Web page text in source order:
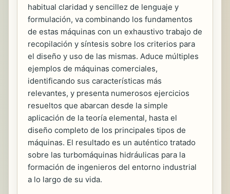
habitual claridad y sencillez de lenguaje y
formulación, va combinando los fundamentos
de estas máquinas con un exhaustivo trabajo de
recopilación y síntesis sobre los criterios para
el diseño y uso de las mismas. Aduce múltiples
ejemplos de máquinas comerciales,
identificando sus características más
relevantes, y presenta numerosos ejercicios
resueltos que abarcan desde la simple
aplicación de la teoría elemental, hasta el
diseño completo de los principales tipos de
máquinas. El resultado es un auténtico tratado
sobre las turbomáquinas hidráulicas para la
formación de ingenieros del entorno industrial
a lo largo de su vida.